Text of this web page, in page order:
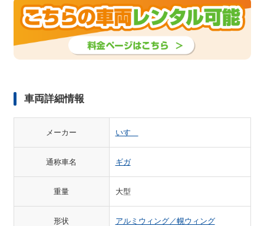
車両詳細情報
メーカー いすゞ
通称車名 ギガ
重量 大型
形状 アルミウィング／幌ウィング